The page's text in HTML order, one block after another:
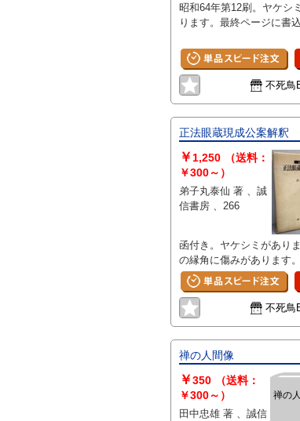
昭和64年第12刷。ヤケシ
ります。最終ページに書込
不死鳥
正法眼蔵現成公案解釈
￥ 1,250
（送料：
￥300～）
弟子丸泰仙 著 、誠
信書房 、266
函付き。ヤケシミがあり
の縁角に傷みがあります。
不死鳥
禅の人間像
禅の
￥350
（送料：
￥300～）
田中忠雄 著 、誠信